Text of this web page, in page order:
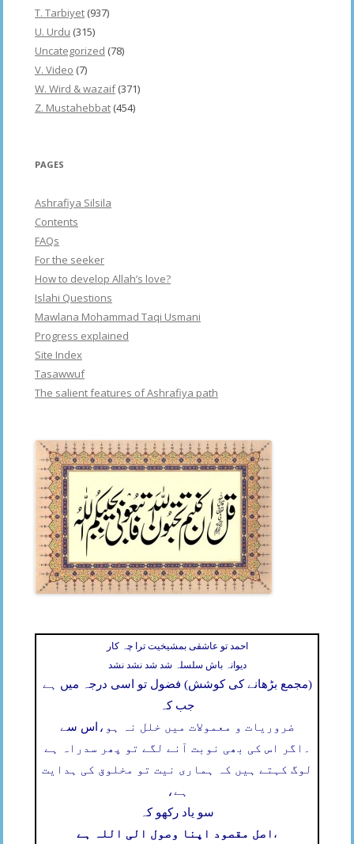
T. Tarbiyet (937)
U. Urdu (315)
Uncategorized (78)
V. Video (7)
W. Wird & wazaif(371)
Z. Mustahebbat (454)
PAGES
Ashrafiya Silsila
Contents
FAQs
For the seeker
How to develop Allah’s love?
Islahi Questions
Mawlana Mohammad Taqi Usmani
Progress explained
Site Index
Tasawwuf
The salient features of Ashrafiya path
احمد تو عاشقی بمشیخیت ترا چہ کار
دیوانہ باش سلسلہ شد شد نشد نشد
(مجمع بڑھانے کی کوشش) فضول تو اسی درجہ میں ہے
جب کہ
اس سے ضروریات و معمولات میں خلل نہ ہو،
اگر اس کی بھی نوبت آنے لگے تو پھر سدراہ ہے
لوگ کہتے ہیں کہ ہماری نیت تو مخلوق کی ہدایت
ہے،
سو یاد رکھو کہ
اصل مقصود اپنا وصول الی اللہ ہے ،